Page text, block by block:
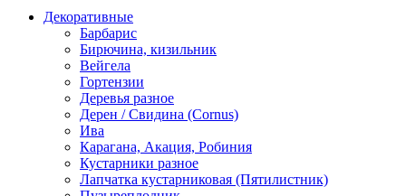
Декоративные
Барбарис
Бирючина, кизильник
Вейгела
Гортензии
Деревья разное
Дерен / Свидина (Cornus)
Ива
Карагана, Акация, Робиния
Кустарники разное
Лапчатка кустарниковая (Пятилистник)